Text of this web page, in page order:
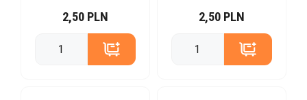
2,50 PLN 2,50 PLN